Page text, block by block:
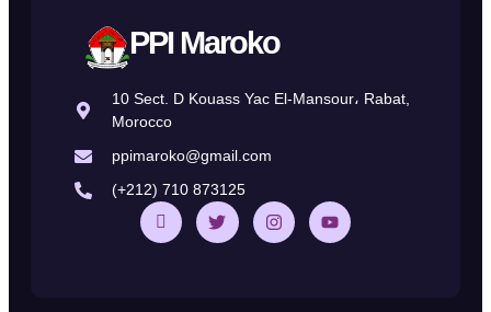
PPI Maroko
10 Sect. D Kouass Yac El-Mansour، Rabat,
Morocco
ppimaroko@gmail.com
(+212) 710 873125